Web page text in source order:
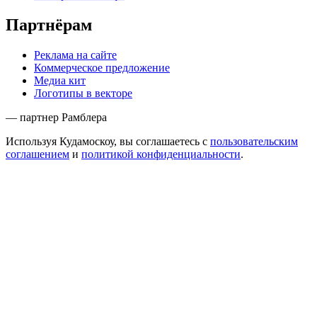
Партнёрам
Реклама на сайте
Коммерческое предложение
Медиа кит
Логотипы в векторе
— партнер Рамблера
Используя Кудамоскоу, вы соглашаетесь с пользовательским
соглашением и политикой конфиденциальности.